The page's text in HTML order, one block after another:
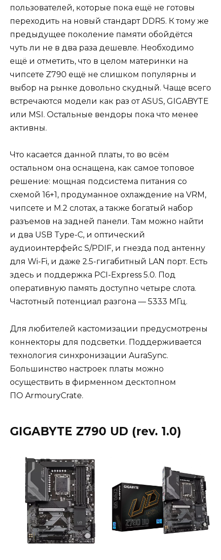
пользователей, которые пока ещё не готовы
переходить на новый стандарт DDR5. К тому же
предыдущее поколение памяти обойдётся
чуть ли не в два раза дешевле. Необходимо
ещё и отметить, что в целом материнки на
чипсете Z790 ещё не слишком популярны и
выбор на рынке довольно скудный. Чаще всего
встречаются модели как раз от ASUS, GIGABYTE
или MSI. Остальные вендоры пока что менее
активны.
Что касается данной платы, то во всём
остальном она оснащена, как самое топовое
решение: мощная подсистема питания со
схемой 16+1, продуманное охлаждение на VRM,
чипсете и М.2 слотах, а также богатый набор
разъемов на задней панели. Там можно найти
и два USB Type-C, и оптический
аудиоинтерфейс S/PDIF, и гнезда под антенну
для Wi-Fi, и даже 2.5-гигабитный LAN порт. Есть
здесь и поддержка PCI-Express 5.0. Под
оперативную память доступно четыре слота.
Частотный потенциал разгона — 5333 МГц.
Для любителей кастомизации предусмотрены
коннекторы для подсветки. Поддерживается
технология синхронизации AuraSync.
Большинство настроек платы можно
осуществить в фирменном десктопном
ПО ArmouryCrate.
GIGABYTE Z790 UD (rev. 1.0)